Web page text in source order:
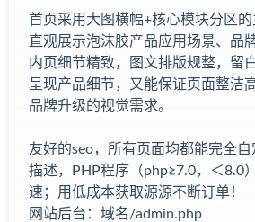
首页采用大图横幅+核心模块分区
直观展示泡沫胶产品应用场景、品
内页细节精致，图文排版规整，留
呈现产品细节，又能保证页面整洁
品牌升级的视觉需求。
友好的seo，所有页面均都能完全
描述，PHP程序（php≥7.0，＜8.0
速；用低成本获取源源不断订单！
网站后台：域名/admin.php